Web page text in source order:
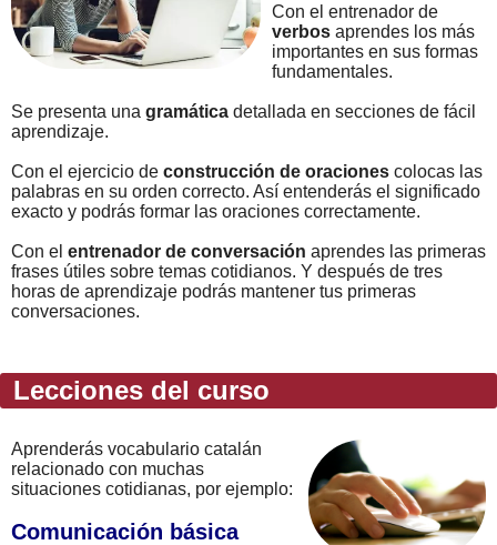
Con el entrenador de
verbos aprendes los más
importantes en sus formas
fundamentales.
Se presenta una gramática detallada en secciones de fácil
aprendizaje.
Con el ejercicio de construcción de oraciones colocas las
palabras en su orden correcto. Así entenderás el significado
exacto y podrás formar las oraciones correctamente.
Con el entrenador de conversación aprendes las primeras
frases útiles sobre temas cotidianos. Y después de tres
horas de aprendizaje podrás mantener tus primeras
conversaciones.
Lecciones del curso
Aprenderás vocabulario catalán
relacionado con muchas
situaciones cotidianas, por ejemplo:
Comunicación básica